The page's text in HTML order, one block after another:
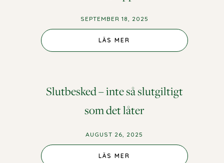
SEPTEMBER 18, 2025
LÄS MER
Slutbesked – inte så slutgiltigt
som det låter
AUGUST 26, 2025
LÄS MER